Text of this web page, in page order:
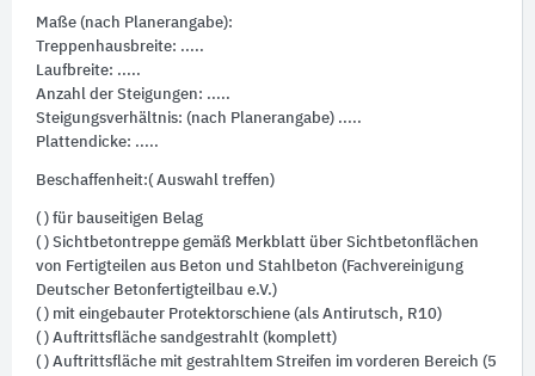
Maße (nach Planerangabe):
Treppenhausbreite: .....
Laufbreite: .....
Anzahl der Steigungen: .....
Steigungsverhältnis: (nach Planerangabe) .....
Plattendicke: .....
Beschaffenheit:( Auswahl treffen)
( ) für bauseitigen Belag
( ) Sichtbetontreppe gemäß Merkblatt über Sichtbetonflächen
von Fertigteilen aus Beton und Stahlbeton (Fachvereinigung
Deutscher Betonfertigteilbau e.V.)
( ) mit eingebauter Protektorschiene (als Antirutsch, R10)
( ) Auftrittsfläche sandgestrahlt (komplett)
( ) Auftrittsfläche mit gestrahltem Streifen im vorderen Bereich (5